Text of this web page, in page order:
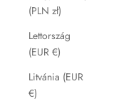
(PLN zł)
Lettország
(EUR €)
Litvánia (EUR
€)